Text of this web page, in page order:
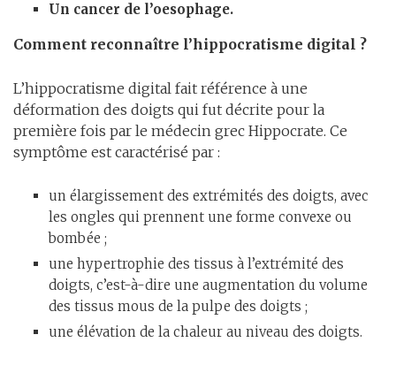
Un cancer de l’oesophage.
Comment reconnaître l’hippocratisme digital ?
L’hippocratisme digital fait référence à une
déformation des doigts qui fut décrite pour la
première fois par le médecin grec Hippocrate. Ce
symptôme est caractérisé par :
un élargissement des extrémités des doigts, avec
les ongles qui prennent une forme convexe ou
bombée ;
une hypertrophie des tissus à l’extrémité des
doigts, c’est-à-dire une augmentation du volume
des tissus mous de la pulpe des doigts ;
une élévation de la chaleur au niveau des doigts.